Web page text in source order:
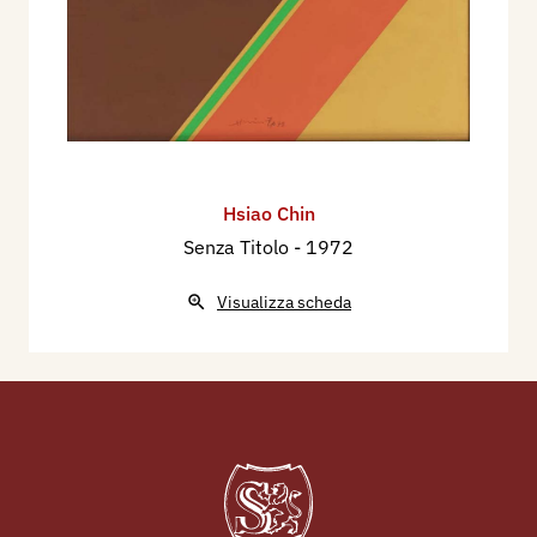
Diamanti di Ferrara, al Museo Civico di Modena.
Nel 1977 fonda a Milano il gruppo Surya (1977-
1979), in sanscrito sole, che ricerca nella linea e
nel colore la possibilità dell'arte di descrivere il
Arti d’Urbino; nel 1984/85 decorazione
all’Accademia delle belle arti di Torino e dopo il
Hsiao Chin
Senza Titolo - 1972
Visualizza scheda